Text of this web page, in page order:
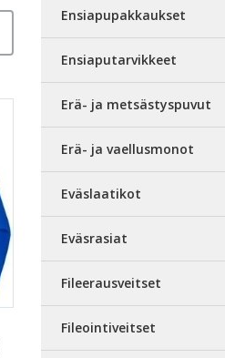
Ensiapupakkaukset
Ensiaputarvikkeet
Erä- ja metsästyspuvut
Erä- ja vaellusmonot
Eväslaatikot
Eväsrasiat
Fileerausveitset
Fileointiveitset